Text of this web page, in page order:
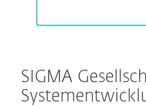
SIGMA